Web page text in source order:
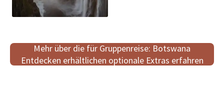
Mehr über die für Gruppenreise: Botswana
Entdecken erhältlichen optionale Extras erfahren